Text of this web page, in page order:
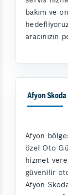
bakım ve
aracınızın
Afyon
Afyon
özel Oto
hizmet
güvenilir
Afyon